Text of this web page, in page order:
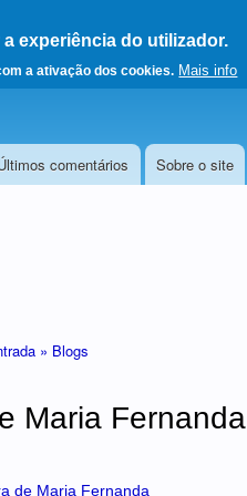
experiência do utilizador.
a ativação dos cookies. Mais info
página principal
comentários Sobre o site
» Blogs
Maria Fernanda
de Maria Fernanda